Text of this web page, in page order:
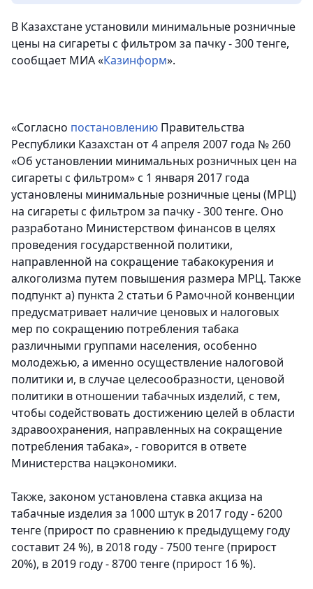
В Казахстане установили минимальные розничные
цены на сигареты с фильтром за пачку - 300 тенге,
сообщает МИА «Казинформ».
«Согласно постановлению Правительства
Республики Казахстан от 4 апреля 2007 года № 260
«Об установлении минимальных розничных цен на
сигареты с фильтром» с 1 января 2017 года
установлены минимальные розничные цены (МРЦ)
на сигареты с фильтром за пачку - 300 тенге. Оно
разработано Министерством финансов в целях
проведения государственной политики,
направленной на сокращение табакокурения и
алкоголизма путем повышения размера МРЦ. Также
подпункт а) пункта 2 статьи 6 Рамочной конвенции
предусматривает наличие ценовых и налоговых
мер по сокращению потребления табака
различными группами населения, особенно
молодежью, а именно осуществление налоговой
политики и, в случае целесообразности, ценовой
политики в отношении табачных изделий, с тем,
чтобы содействовать достижению целей в области
здравоохранения, направленных на сокращение
потребления табака», - говорится в ответе
Министерства нацэкономики.
Также, законом установлена ставка акциза на
табачные изделия за 1000 штук в 2017 году - 6200
тенге (прирост по сравнению к предыдущему году
составит 24 %), в 2018 году - 7500 тенге (прирост
20%), в 2019 году - 8700 тенге (прирост 16 %).